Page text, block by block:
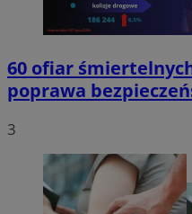
60 ofiar
poprawa
3